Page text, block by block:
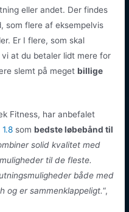
eller andet. Der findes
som flere af eksempelvis
Er I flere, som skal
at du betaler lidt mere for
slemt på megetbillige
Fitness, har anbefalet
sombedste løbebånd til
solid kvalitet med
til de fleste.
både med
og er sammenklappeligt.“,